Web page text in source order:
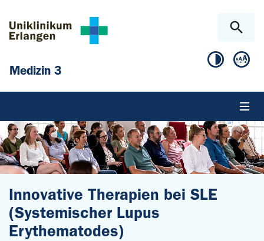
Medizin 3
Innovative Therapien bei SLE
(Systemischer Lupus
Erythematodes)